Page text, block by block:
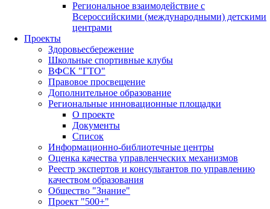
Региональное взаимодействие с
Всероссийскими (международными) детскими
центрами
Проекты
Здоровьесбережение
Школьные спортивные клубы
ВФСК "ГТО"
Правовое просвещение
Дополнительное образование
Региональные инновационные площадки
О проекте
Документы
Список
Информационно-библиотечные центры
Оценка качества управленческих механизмов
Реестр экспертов и консультантов по управлению
качеством образования
Общество "Знание"
Проект "500+"